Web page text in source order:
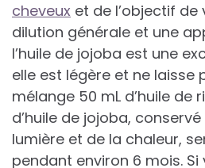
cheveux et de l’objectif de
dilution générale et une
l’huile de jojoba est une
elle est légère et ne laisse
mélange 50 mL d’huile de
d’huile de jojoba, conservé
lumière et de la chaleur,
pendant environ 6 mois. Si